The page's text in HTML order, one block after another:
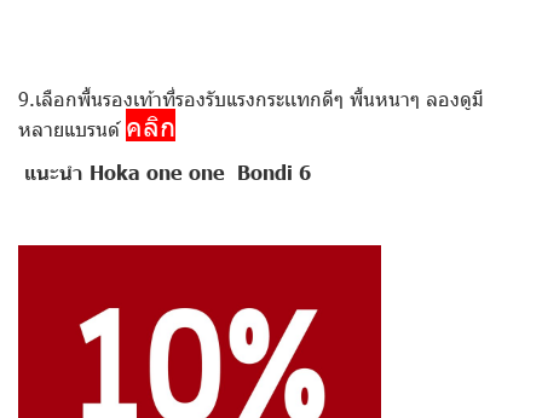
9.เลือกพื้นรองเท้าที่รองรับแรงกระเเทกดีๆ พื้นหนาๆ ลองดูมี
หลายแบรนด์ คลิก
แนะนำ Hoka one one Bondi 6